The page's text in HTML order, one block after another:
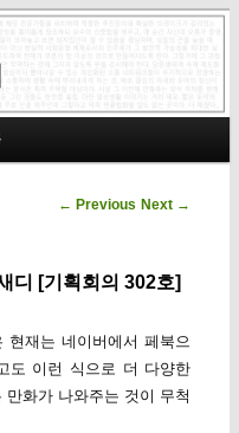
Post navigation
← Previous Next →
디 [기획회의 302호]
재는 네이버에서 페북으
도 이런 식으로 더 다양한
화가 나와주는 것이 무척